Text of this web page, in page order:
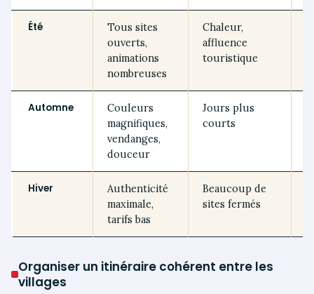
Été
Tous sites
ouverts,
animations
nombreuses
Chaleur,
affluence
touristique
Automne
Couleurs
magnifiques,
vendanges,
douceur
Jours plus
courts
Hiver
Authenticité
maximale,
tarifs bas
Beaucoup de
sites fermés
Organiser un itinéraire cohérent entre les
villages